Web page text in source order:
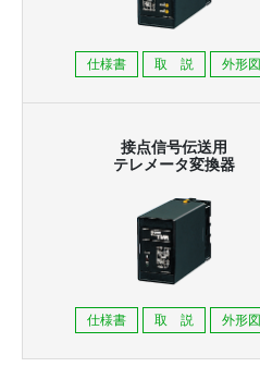
仕様書 取 説 外形図
接点信号伝送用
テレメータ変換器
仕様書 取 説 外形図